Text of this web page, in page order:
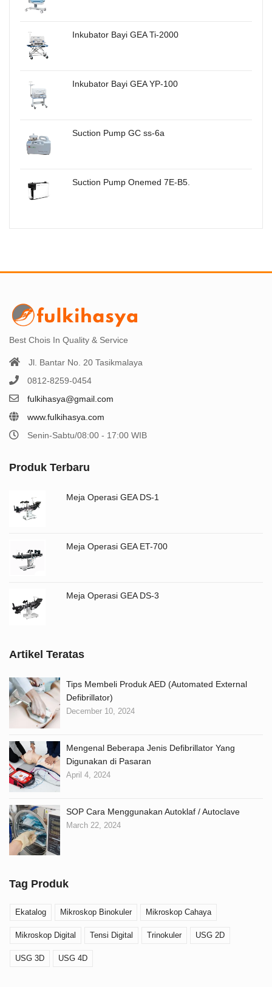
Inkubator Bayi GEA Ti-2000
Inkubator Bayi GEA YP-100
Suction Pump GC ss-6a
Suction Pump Onemed 7E-B5.
Best Chois In Quality & Service
Jl. Bantar No. 20 Tasikmalaya
0812-8259-0454
fulkihasya@gmail.com
www.fulkihasya.com
Senin-Sabtu/08:00 - 17:00 WIB
Produk Terbaru
Meja Operasi GEA DS-1
Meja Operasi GEA ET-700
Meja Operasi GEA DS-3
Artikel Teratas
Tips Membeli Produk AED (Automated External
Defibrillator)
December 10, 2024
Mengenal Beberapa Jenis Defibrillator Yang
Digunakan di Pasaran
April 4, 2024
SOP Cara Menggunakan Autoklaf / Autoclave
March 22, 2024
Tag Produk
Ekatalog Mikroskop Binokuler Mikroskop Cahaya
Mikroskop Digital Tensi Digital Trinokuler USG 2D
USG 3D USG 4D